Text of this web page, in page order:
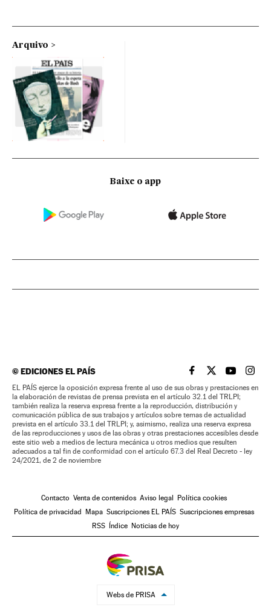
Arquivo
Baixe o app
©EDICIONES EL PAÍS EL PAÍS BRASIL EN
EL PAÍSEL PAÍS
EL
EL PAÍS ejerce la oposición expresa frente al uso de sus obras y prestaciones en
la elaboración de revistas de prensa prevista en el artículo 32.1 del TRLPI;
también realiza la reserva expresa frente a la reproducción, distribución y
comunicación pública de sus trabajos y artículos sobre temas de actualidad
prevista en el artículo 33.1 del TRLPI; y, asimismo, realiza una reserva expresa
de las reproducciones y usos de las obras y otras prestaciones accesibles desde
este sitio web a medios de lectura mecánica u otros medios que resulten
adecuados a tal fin de conformidad con el artículo 67.3 del Real Decreto - ley
24/2021, de 2 de noviembre
Contacto Venta de contenidos Aviso legal
Política cookies
Política de privacidad
Mapa Suscripciones EL PAÍS Suscripciones empresas
RSS
Índice Noticias de hoy
Webs de PRISA